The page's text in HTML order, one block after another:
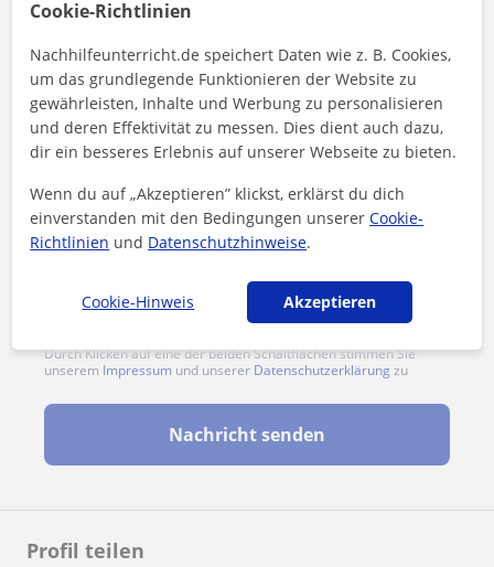
Profil teilen
Durch Klicken auf eine der beiden Schaltflächen stimmen Sie
unserem Impressum und unserer Datenschutzerklärung zu
Nachricht senden
Cookie-Richtlinien
Nachhilfeunterricht.de speichert Daten wie z. B. Cookies,
um das grundlegende Funktionieren der Website zu
gewährleisten, Inhalte und Werbung zu personalisieren
und deren Effektivität zu messen. Dies dient auch dazu,
dir ein besseres Erlebnis auf unserer Webseite zu bieten.
Wenn du auf „Akzeptieren” klickst, erklärst du dich
einverstanden mit den Bedingungen unsererCookie-
Richtlinien und Datenschutzhinweise.
Cookie-Hinweis Akzeptieren